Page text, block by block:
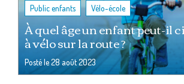
Public enfants , Vélo-école
À quel âge un enfant peut-il
à vélo sur la route ?
Posté le28 août 2023